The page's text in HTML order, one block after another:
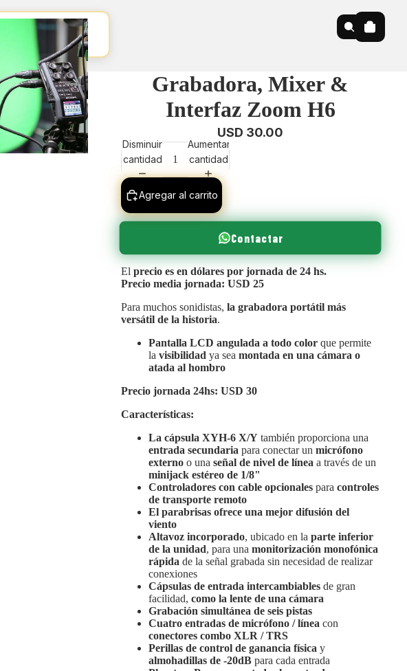
Grabadora, Mixer &
Interfaz Zoom H6
USD 30.00
Disminuir
cantidad
Aumentar
cantidad
Agregar al carrito
Contactar
El precio es en dólares por jornada de 24 hs.
Precio media jornada: USD 25
Para muchos sonidistas, la grabadora portátil más
versátil de la historia.
Pantalla LCD angulada a todo color que permite
la visibilidad ya sea montada en una cámara o
atada al hombro
Precio jornada 24hs: USD 30
Características:
La cápsula XYH-6 X/Y también proporciona una
entrada secundaria para conectar un micrófono
externo o una señal de nivel de línea a través de un
minijack estéreo de 1/8"
Controladores con cable opcionales para controles
de transporte remoto
El parabrisas ofrece una mejor difusión del
viento
Altavoz incorporado, ubicado en la parte inferior
de la unidad, para una monitorización monofónica
rápida de la señal grabada sin necesidad de realizar
conexiones
Cápsulas de entrada intercambiables de gran
facilidad, como la lente de una cámara
Grabación simultánea de seis pistas
Cuatro entradas de micrófono / línea con
conectores combo XLR / TRS
Perillas de control de ganancia física y
almohadillas de -20dB para cada entrada